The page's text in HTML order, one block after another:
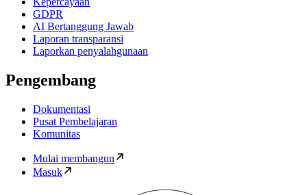
GDPR
AI Bertanggung Jawab
Laporan transparansi
Laporkan penyalahgunaan
Pengembang
Dokumentasi
Pusat Pembelajaran
Komunitas
Mulai membangun
Masuk